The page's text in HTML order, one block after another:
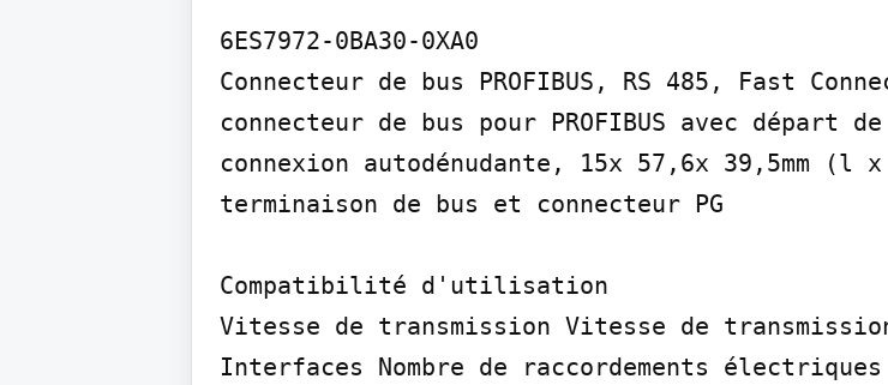
6ES7972-0BA30-0XA0
Connecteur de bus PROFIBUS, RS 485, Fast
connecteur de bus pour PROFIBUS avec départ
connexion autodénudante, 15x 57,6x 39,5mm
terminaison de bus et connecteur PG
Compatibilité d'utilisation
Vitesse de transmission Vitesse de transmission
Interfaces Nombre de raccordements électriques